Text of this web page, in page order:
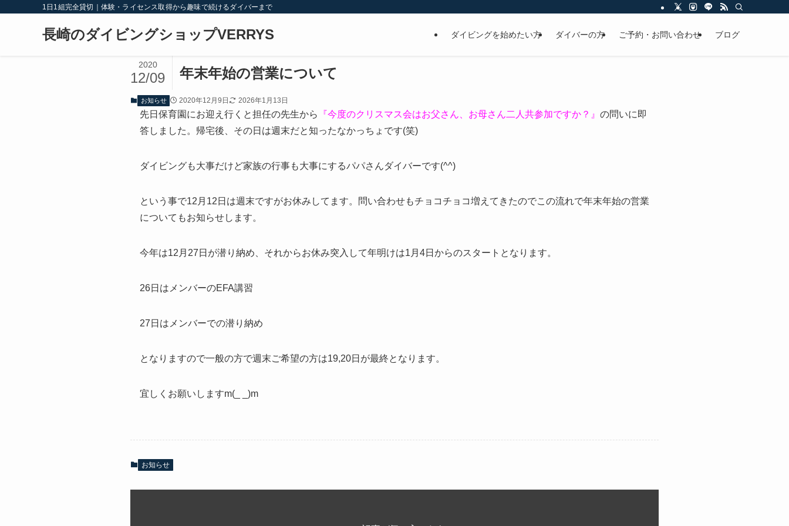
1日1組完全貸切｜体験・ライセンス取得から趣味で続けるダイバーまで
長崎のダイビングショップVERRYS ダイビングを始めたい方 ダイバーの方 ご予約・お問い合わせ ブログ
年末年始の営業について
2020
12/09
お知らせ 2020年12月9日 2026年1月13日
先日保育園にお迎え行くと担任の先生から 『今度のクリスマス会はお父さん、お母さん二人共参加ですか？』 の問いに即
答しました。帰宅後、その日は週末だと知ったなかっちょです(笑)
ダイビングも大事だけど家族の行事も大事にするパパさんダイバーです(^^)
という事で12月12日は週末ですがお休みしてます。問い合わせもチョコチョコ増えてきたのでこの流れで年末年始の営業
についてもお知らせします。
今年は12月27日が潜り納め、それからお休み突入して年明けは1月4日からのスタートとなります。
26日はメンバーのEFA講習
27日はメンバーでの潜り納め
となりますので一般の方で週末ご希望の方は19,20日が最終となります。
宜しくお願いしますm(_ _)m
お知らせ